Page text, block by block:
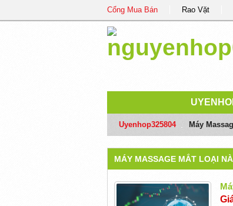
Cổng Mua Bán Rao Vặt
Uyenhop325804 Máy
MÁY MASSAGE MẮT LOẠI